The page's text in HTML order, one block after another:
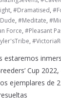
, #Dramatised,
, #Meditate,
Force, #Pleasant
,
estaremos
Cup
ejemplares de